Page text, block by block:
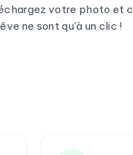
votre photo et
ne sont qu'à un clic !